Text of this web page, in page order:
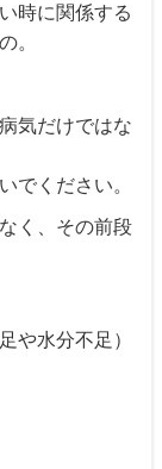
時に関係する
。
気だけではな
でください。
く、その前段
や水分不足）